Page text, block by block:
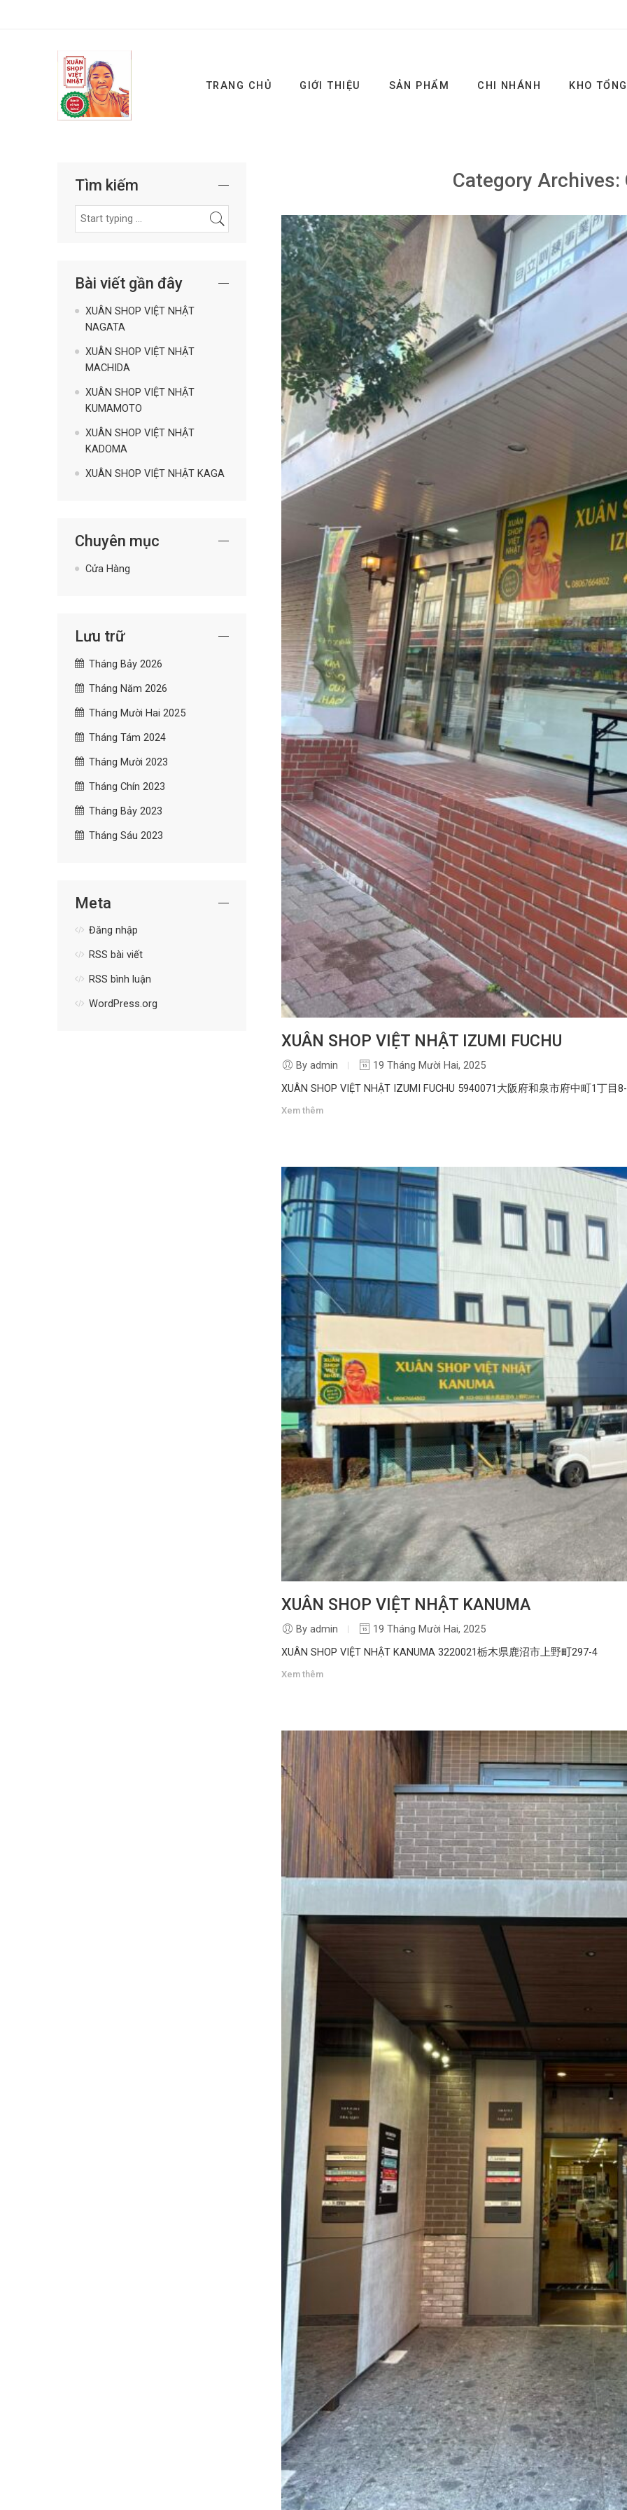
TRANG CHỦ GIỚI THIỆU SẢN PHẨM CHI NHÁNH KHO TỔNG
Category Archives:
XUÂN SHOP VIỆT NHẬT IZUMI FUCHU
By admin
19 Tháng Mười Hai, 2025
XUÂN SHOP VIỆT NHẬT IZUMI FUCHU 5940071大阪府和泉市府中町1丁目
Xem thêm
XUÂN SHOP VIỆT NHẬT KANUMA
By admin
19 Tháng Mười Hai, 2025
XUÂN SHOP VIỆT NHẬT KANUMA 3220021栃木県鹿沼市上野町297-4
Xem thêm
Tìm kiếm
Bài viết gần đây
XUÂN SHOP VIỆT NHẬT
NAGATA
XUÂN SHOP VIỆT NHẬT
MACHIDA
XUÂN SHOP VIỆT NHẬT
KUMAMOTO
XUÂN SHOP VIỆT NHẬT
KADOMA
XUÂN SHOP VIỆT NHẬT KAGA
Chuyên mục
Cửa Hàng
Lưu trữ
Tháng Bảy 2026
Tháng Năm 2026
Tháng Mười Hai 2025
Tháng Tám 2024
Tháng Mười 2023
Tháng Chín 2023
Tháng Bảy 2023
Tháng Sáu 2023
Meta
Đăng nhập
RSS bài viết
RSS bình luận
WordPress.org